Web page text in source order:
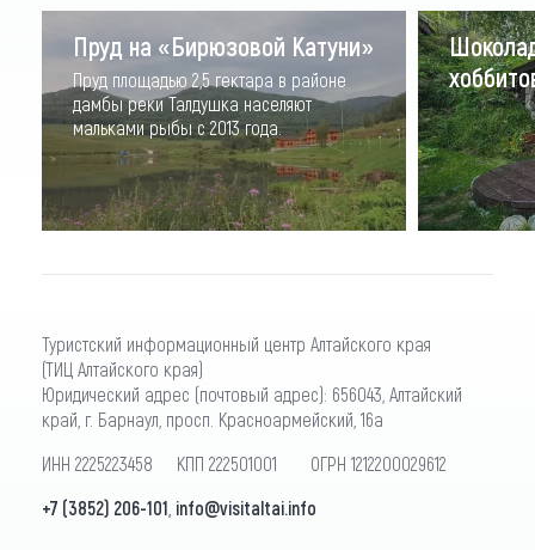
Пруд на «Бирюзовой Катуни»
Пруд площадью 2,5 гектара в районе
дамбы реки Талдушка населяют
мальками рыбы с 2013 года.
Туристский информационный центр Алтайского края
(ТИЦ Алтайского края)
Юридический адрес (почтовый адрес): 656043, Алтайский
край, г. Барнаул, просп. Красноармейский, 16а
ИНН 2225223458 КПП 222501001 ОГРН 1212200029612
+7 (3852) 206-101 info@visitaltai.info